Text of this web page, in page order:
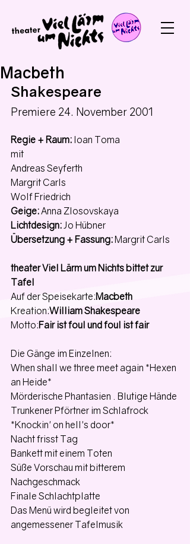
Macbeth
Shakespeare
Premiere 24. November 2001
Regie + Raum: Ioan Toma
mit
Andreas Seyferth
Margrit Carls
Wolf Friedrich
Geige: Anna Zlosovskaya
Lichtdesign: Jo Hübner
Übersetzung + Fassung: Margrit Carls
theater Viel Lärm um Nichts bittet zur
Tafel
Auf der Speisekarte:Macbeth
Kreation:William Shakespeare
Motto:Fair ist foul und foul ist fair
Die Gänge im Einzelnen:
When shall we three meet again *Hexen
an Heide*
Mörderische Phantasien . Blutige Hände
Trunkener Pförtner im Schlafrock
*Knockin' on hell's door*
Nacht frisst Tag
Bankett mit einem Toten
Süße Vorschau mit bitterem
Nachgeschmack
Finale Schlachtplatte
Das Menü wird begleitet von
angemessener Tafelmusik